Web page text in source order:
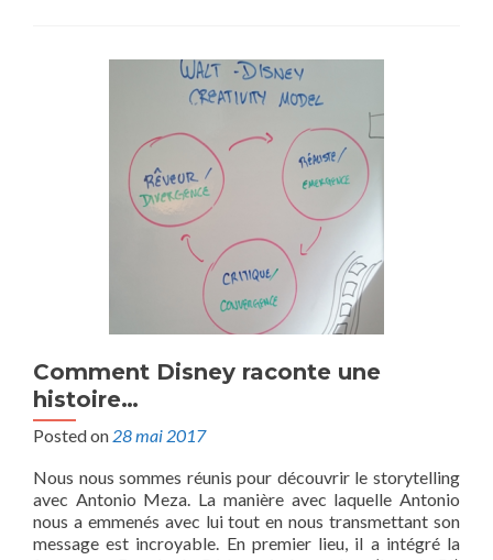
Comment Disney raconte une
histoire…
Posted on 28 mai 2017
Nous nous sommes réunis pour découvrir le storytelling
avec Antonio Meza. La manière avec laquelle Antonio
nous a emmenés avec lui tout en nous transmettant son
message est incroyable. En premier lieu, il a intégré la